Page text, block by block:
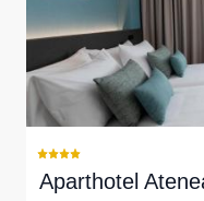
Aparthotel